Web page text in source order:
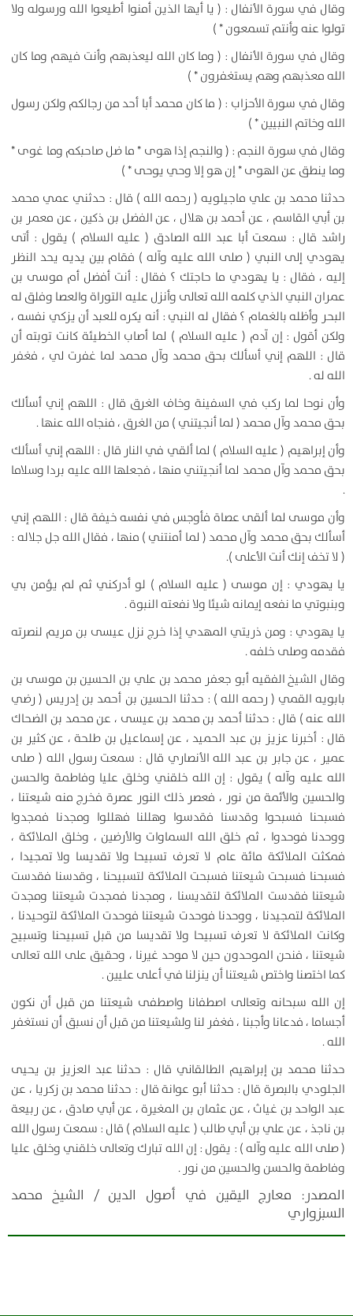
وقال في سورة الأنفال : ( يا أيها الذين أمنوا أطيعوا الله ورسوله ولا
تولوا عنه وأنتم تسمعون * )
وقال في سورة الأنفال : ( وما كان الله ليعذبهم وأنت فيهم وما كان
الله معذبهم وهم يستغفرون * )
وقال في سورة الأحزاب : ( ما كان محمد أبا أحد من رجالكم ولكن رسول
الله وخاتم النبيين * )
وقال في سورة النجم : ( والنجم إذا هوى * ما ضل صاحبكم وما غوى *
وما ينطق عن الهوى * إن هو إلا وحي يوحى * )
حدثنا محمد بن علي ماجيلويه ( رحمه الله ) قال : حدثني عمي محمد
بن أبي القاسم ، عن أحمد بن هلال ، عن الفضل بن ذكين ، عن معمر بن
راشد قال : سمعت أبا عبد الله الصادق ( عليه السلام ) يقول : أتى
يهودي إلى النبي ( صلى الله عليه وآله ) فقام بين يديه يحد النظر
إليه ، فقال : يا يهودي ما حاجتك ؟ فقال : أنت أفضل أم موسى بن
عمران النبي الذي كلمه الله تعالى وأنزل عليه التوراة والعصا وفلق له
البحر وأظله بالغمام ؟ فقال له النبي : أنه يكره للعبد أن يزكي نفسه ،
ولكن أقول : إن آدم ( عليه السلام ) لما أصاب الخطيئة كانت توبته أن
قال : اللهم إني أسألك بحق محمد وآل محمد لما غفرت لي ، فغفر
الله له .
وأن نوحا لما ركب في السفينة وخاف الغرق قال : اللهم إني أسألك
بحق محمد وآل محمد ( لما أنجيتني ) من الغرق ، فنجاه الله عنها .
وأن إبراهيم ( عليه السلام ) لما ألقي في النار قال : اللهم إني أسألك
بحق محمد وآل محمد لما أنجيتني منها ، فجعلها الله عليه بردا وسلاما
.
وأن موسى لما ألقى عصاة فأوجس في نفسه خيفة قال : اللهم إني
أسألك بحق محمد وآل محمد ( لما أمنتني ) منها ، فقال الله جل جلاله :
( لا تخف إنك أنت الأعلى ).
يا يهودي : إن موسى ( عليه السلام ) لو أدركني ثم لم يؤمن بي
وبنبوتي ما نفعه إيمانه شيئا ولا نفعته النبوة .
يا يهودي : ومن ذريتي المهدي إذا خرج نزل عيسى بن مريم لنصرته
فقدمه وصلى خلفه .
وقال الشيخ الفقيه أبو جعفر محمد بن علي بن الحسين بن موسى بن
بابويه القمي ( رحمه الله ) : حدثنا الحسين بن أحمد بن إدريس ( رضي
الله عنه ) قال : حدثنا أحمد بن محمد بن عيسى ، عن محمد بن الضحاك
قال : أخبرنا عزيز بن عبد الحميد ، عن إسماعيل بن طلحة ، عن كثير بن
عمير ، عن جابر بن عبد الله الأنصاري قال : سمعت رسول الله ( صلى
الله عليه وآله ) يقول : إن الله خلقني وخلق عليا وفاطمة والحسن
والحسين والأئمة من نور ، فعصر ذلك النور عصرة فخرج منه شيعتنا ،
فسبحنا فسبحوا وقدسنا فقدسوا وهللنا فهللوا ومجدنا فمجدوا
ووحدنا فوحدوا ، ثم خلق الله السماوات والأرضين ، وخلق الملائكة ،
فمكثت الملائكة مائة عام لا تعرف تسبيحا ولا تقديسا ولا تمجيدا ،
فسبحنا فسبحت شيعتنا فسبحت الملائكة لتسبيحنا ، وقدسنا فقدست
شيعتنا فقدست الملائكة لتقديسنا ، ومجدنا فمجدت شيعتنا ومجدت
الملائكة لتمجيدنا ، ووحدنا فوحدت شيعتنا فوحدت الملائكة لتوحيدنا ،
وكانت الملائكة لا تعرف تسبيحا ولا تقديسا من قبل تسبيحنا وتسبيح
شيعتنا ، فنحن الموحدون حين لا موحد غيرنا ، وحقيق على الله تعالى
كما اختصنا واختص شيعتنا أن ينزلنا في أعلى عليين .
إن الله سبحانه وتعالى اصطفانا واصطفى شيعتنا من قبل أن نكون
أجساما ، فدعانا وأجبنا ، فغفر لنا ولشيعتنا من قبل أن نسبق أن نستغفر
الله .
حدثنا محمد بن إبراهيم الطالقاني قال : حدثنا عبد العزيز بن يحيى
الجلودي بالبصرة قال : حدثنا أبو عوانة قال : حدثنا محمد بن زكريا ، عن
عبد الواحد بن غياث ، عن عثمان بن المغيرة ، عن أبي صادق ، عن ربيعة
بن ناجذ ، عن علي بن أبي طالب ( عليه السلام ) قال : سمعت رسول الله
( صلى الله عليه وآله ) : يقول : إن الله تبارك وتعالى خلقني وخلق عليا
وفاطمة والحسن والحسين من نور .
المصدر: معارج اليقين في أصول الدين / الشيخ محمد
السبزواري